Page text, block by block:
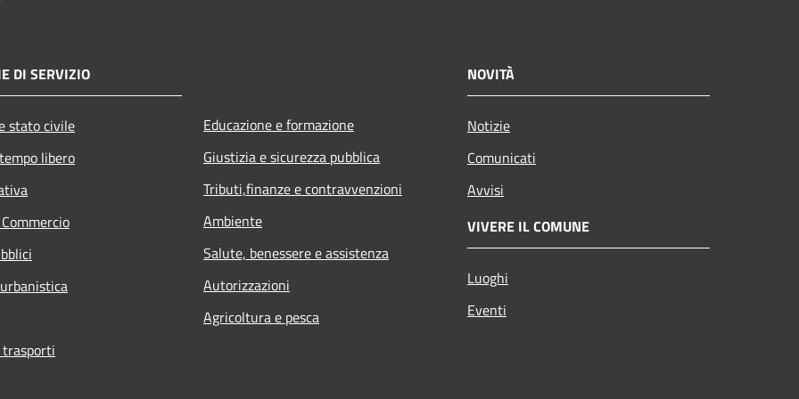
DI SERVIZIO
stato civile
libero
Educazione e formazione
Giustizia e sicurezza pubblica
Tributi,finanze e contravvenzioni
Ambiente
Salute, benessere e assistenza
Autorizzazioni
Agricoltura e pesca
NOVITÀ
Notizie
Comunicati
Avvisi
VIVERE IL COMUNE
Luoghi
Eventi